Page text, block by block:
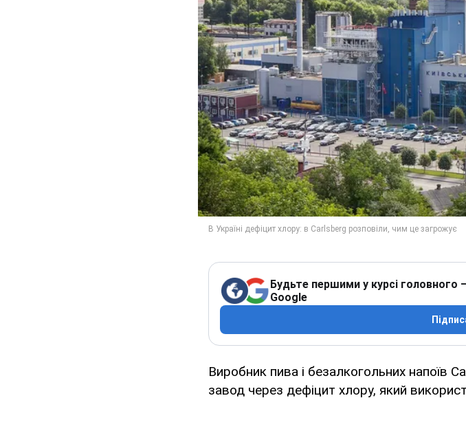
Будьте першими у курсі головного
Google
Виробник пива і безалкогольних напоїв
завод через дефіцит хлору, який